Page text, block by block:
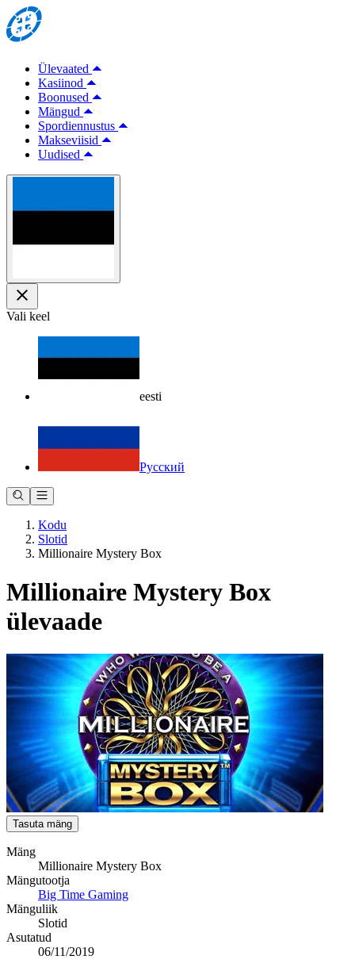
Ülevaated
Kasiinod
Boonused
Mängud
Spordiennustus
Makseviisid
Uudised
Vali keel
eesti
Русский
Kodu
Slotid
Millionaire Mystery Box
Millionaire Mystery Box
ülevaade
Tasuta mäng
Mäng
Millionaire Mystery Box
Mängutootja
Big Time Gaming
Mänguliik
Slotid
Asutatud
06/11/2019